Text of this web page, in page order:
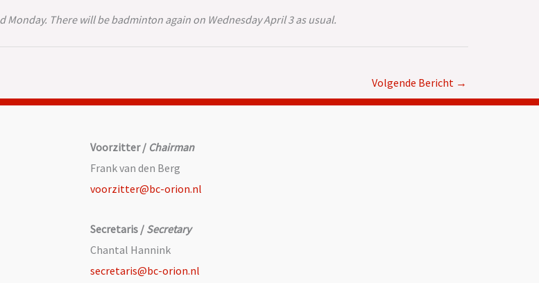
There will be badminton again on Wednesday April 3 as usual.
Volgende Bericht →
Voorzitter / Chairman
Frank van den Berg
voorzitter@bc-orion.nl
Secretaris / Secretary
Chantal Hannink
secretaris@bc-orion.nl